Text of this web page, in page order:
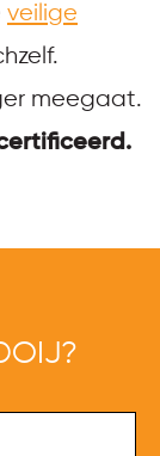
veilige
meegaat.